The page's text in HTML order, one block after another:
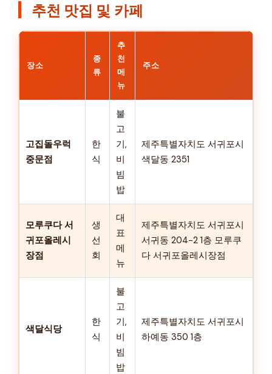
추천 맛집 및 카페
장소
종
류
추
천
메
뉴
주소
고집돌우럭
중문점
한
식
불
고
기,
비
빔
밥
제주특별자치도 서귀포시
색달동 2351
모루쿠다 서
귀포올레시
장점
생
선
회
대
표
메
뉴
제주특별자치도 서귀포시
서귀동 204-2 1층 모루쿠
다 서귀포올레시장점
색달식당
한
식
불
고
기,
비
빔
밥
제주특별자치도 서귀포시
하예동 350 1층